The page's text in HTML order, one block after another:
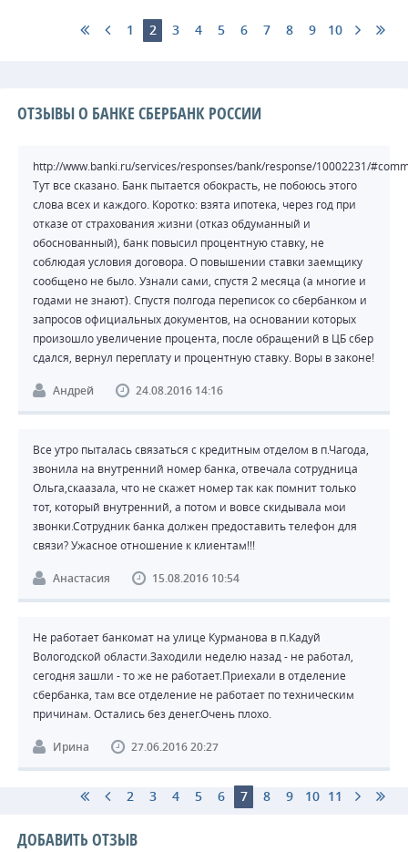
1 2 3 4 5 6 7 8 9 10
ОТЗЫВЫ О БАНКЕ СБЕРБАНК РОССИИ
http://www.banki.ru/services/responses/bank/response/10002231/
Тут все сказано. Банк пытается обокрасть, не побоюсь этого
слова всех и каждого. Коротко: взята ипотека, через год при
отказе от страхования жизни (отказ обдуманный и
обоснованный), банк повысил процентную ставку, не
соблюдая условия договора. О повышении ставки заемщику
сообщено не было. Узнали сами, спустя 2 месяца (а многие и
годами не знают). Спустя полгода переписок со сбербанком и
запросов официальных документов, на основании которых
произошло увеличение процента, после обращений в ЦБ сбер
сдался, вернул переплату и процентную ставку. Воры в законе!
Андрей 24.08.2016 14:16
Все утро пыталась связаться с кредитным отделом в п.Чагода,
звонила на внутренний номер банка, отвечала сотрудница
Ольга,скаазала, что не скажет номер так как помнит только
тот, который внутренний, а потом и вовсе скидывала мои
звонки.Сотрудник банка должен предоставить телефон для
связи? Ужасное отношение к клиентам!!!
Анастасия 15.08.2016 10:54
Не работает банкомат на улице Курманова в п.Кадуй
Вологодской области.Заходили неделю назад - не работал,
сегодня зашли - то же не работает.Приехали в отделение
сбербанка, там все отделение не работает по техническим
причинам. Остались без денег.Очень плохо.
Ирина 27.06.2016 20:27
2 3 4 5 6 7 8 9 10 11
ДОБАВИТЬ ОТЗЫВ